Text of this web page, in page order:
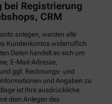
bei Registrierung
CRM
anlegen, werden alle
Kundenkontos widerruflich
Daten handelt es sich um
E-Mail-Adresse,
ggf. Rechnungs- und
und Angaben zu
ist Ihre ausdrückliche
dem Anlegen des